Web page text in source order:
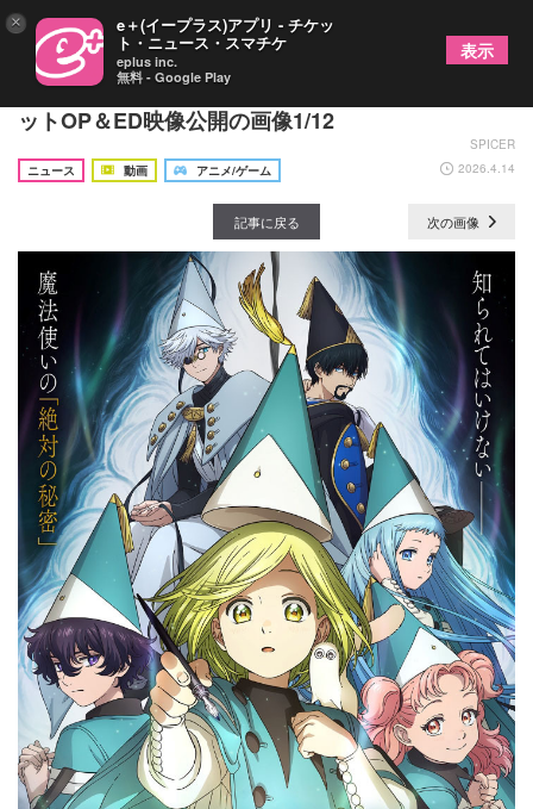
TVアニメ『とんがり帽子のアトリエ』ノンクレジ
ットOP＆ED映像公開の画像1/12
SPICER
ニュース
動画 アニメ/ゲーム 2026.4.14
記事に戻る 次の画像
× e＋(イープラス)アプリ - チケッ
ト・ニュース・スマチケ
eplus inc.
無料 - Google Play
表示